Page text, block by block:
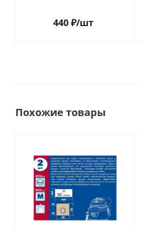
440 ₽/шт
Похожие товары